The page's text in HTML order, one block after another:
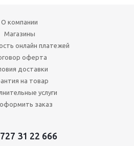
О компании
Магазины
онлайн платежей
оферта
доставки
на товар
услуги
заказ
31 22 666